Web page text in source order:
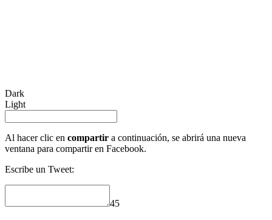
Dark
Light
Al hacer clic en compartir a continuación, se abrirá una nueva
ventana para compartir en Facebook.
Escribe un Tweet:
45